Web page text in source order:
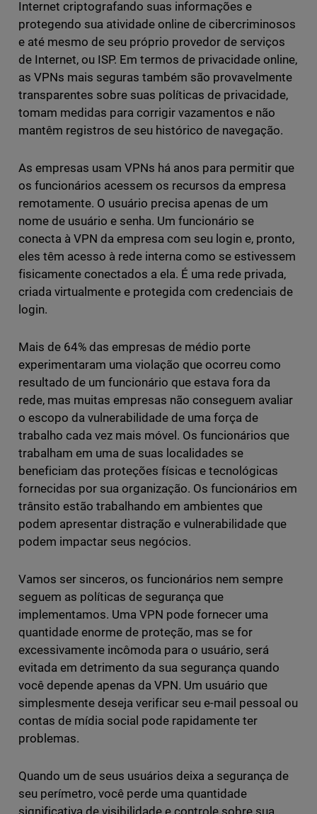
Internet criptografando suas informações e
protegendo sua atividade online de cibercriminosos
e até mesmo de seu próprio provedor de serviços
de Internet, ou ISP. Em termos de privacidade online,
as VPNs mais seguras também são provavelmente
transparentes sobre suas políticas de privacidade,
tomam medidas para corrigir vazamentos e não
mantêm registros de seu histórico de navegação.
As empresas usam VPNs há anos para permitir que
os funcionários acessem os recursos da empresa
remotamente. O usuário precisa apenas de um
nome de usuário e senha. Um funcionário se
conecta à VPN da empresa com seu login e, pronto,
eles têm acesso à rede interna como se estivessem
fisicamente conectados a ela. É uma rede privada,
criada virtualmente e protegida com credenciais de
login.
Mais de 64% das empresas de médio porte
experimentaram uma violação que ocorreu como
resultado de um funcionário que estava fora da
rede, mas muitas empresas não conseguem avaliar
o escopo da vulnerabilidade de uma força de
trabalho cada vez mais móvel. Os funcionários que
trabalham em uma de suas localidades se
beneficiam das proteções físicas e tecnológicas
fornecidas por sua organização. Os funcionários em
trânsito estão trabalhando em ambientes que
podem apresentar distração e vulnerabilidade que
podem impactar seus negócios.
Vamos ser sinceros, os funcionários nem sempre
seguem as políticas de segurança que
implementamos. Uma VPN pode fornecer uma
quantidade enorme de proteção, mas se for
excessivamente incômoda para o usuário, será
evitada em detrimento da sua segurança quando
você depende apenas da VPN. Um usuário que
simplesmente deseja verificar seu e-mail pessoal ou
contas de mídia social pode rapidamente ter
problemas.
Quando um de seus usuários deixa a segurança de
seu perímetro, você perde uma quantidade